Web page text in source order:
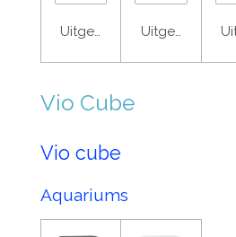
UitgeschakeldUitgeschakeld
Vio Cube
Vio cube
Aquariums